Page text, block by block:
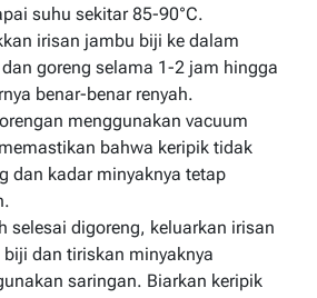
suhu sekitar 85-90°C.
irisan jambu biji ke dalam
goreng selama 1-2 jam hingga
benar-benar renyah.
menggunakan vacuum
bahwa keripik tidak
dan kadar minyaknya tetap
selesai digoreng, keluarkan irisan
biji dan tiriskan minyaknya
saringan. Biarkan keripik